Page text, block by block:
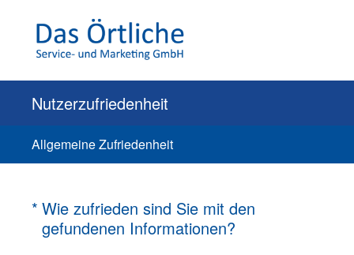
Nutzerzufriedenheit
Allgemeine Zufriedenheit
* Wie zufrieden sind Sie mit den
gefundenen Informationen?
(Erforderlich.)